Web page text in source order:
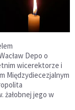
Depo o
wicerektorze i
Międzydiecezjalnym
żałobnej jego w